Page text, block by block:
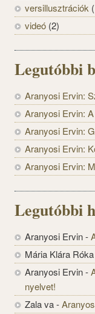
versillusztrációk
videó (2)
Legutóbbi
Aranyosi Ervin:
Aranyosi Ervin:
Aranyosi Ervin:
Aranyosi Ervin:
Aranyosi Ervin:
Legutóbbi
Aranyosi Ervin-
Mária Klára Róka
Aranyosi Ervin-
nyelvet!
Zala va-